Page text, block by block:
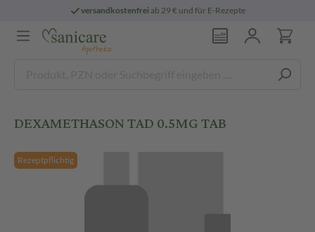
versandkostenfreiab 29 € und für E-Rezepte
DEXAMETHASON TAD 0.5MG TAB
Rezeptpflichtig